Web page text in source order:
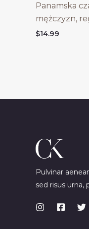
Panamska
mężczyzn,
$14.99
Pulvinar
sed risus urna,